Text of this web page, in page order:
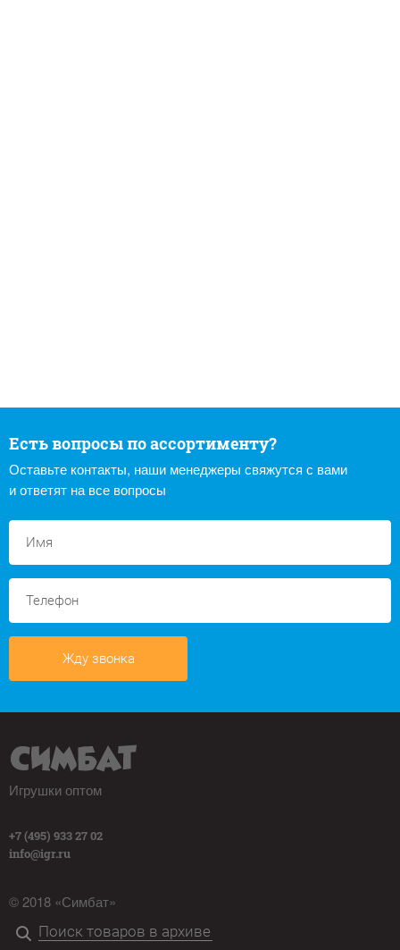
Есть вопросы по ассортименту?
Оставьте контакты, наши менеджеры свяжутся с вами
и ответят на все вопросы
Жду звонка
Игрушки оптом
+7 (495) 933 27 02
info@igr.ru
© 2018 «Симбат»